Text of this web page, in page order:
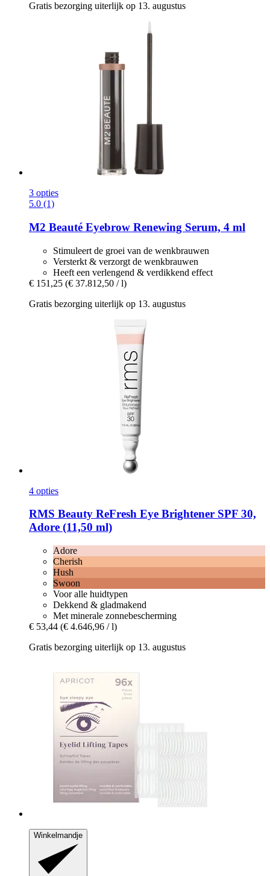
Gratis bezorging uiterlijk op 13. augustus
3 opties
5.0 (1)
M2 Beauté Eyebrow Renewing Serum, 4 ml
Stimuleert de groei van de wenkbrauwen
Versterkt & verzorgt de wenkbrauwen
Heeft een verlengend & verdikkend effect
€ 151,25 (€ 37.812,50 / l)
Gratis bezorging uiterlijk op 13. augustus
4 opties
RMS Beauty ReFresh Eye Brightener SPF 30,
Adore (11,50 ml)
Adore
Cherish
Hush
Swoon
Voor alle huidtypen
Dekkend & gladmakend
Met minerale zonnebescherming
€ 53,44 (€ 4.646,96 / l)
Gratis bezorging uiterlijk op 13. augustus
Winkelmandje